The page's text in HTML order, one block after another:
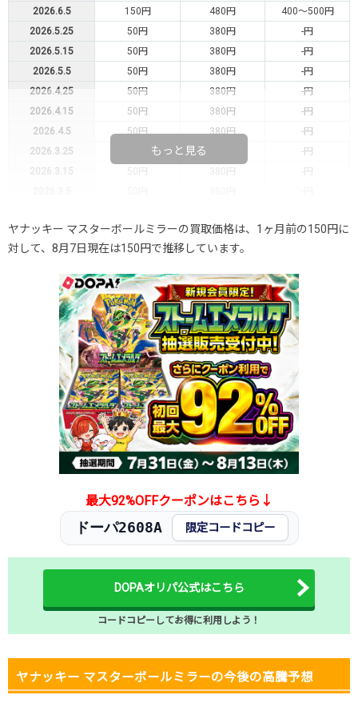
2026.6.5 150円 480円
400～500円
2026.5.25
50円 380円
-円
2026.5.15
50円 380円
-円
2026.5.5
50円 380円
-円
2026.4.25
50円 380円
-円
2026.4.15
50円 380円
-円
2026.4.5
50円 380円
-円
2026.3.25
-円
2026.3.15
50円 380円
-円
2026.2.15
50円 380円
-円
2026.2.5
50円 380円
2026.1.15
50円 380円
2026.1.5
50円 380円
2025.12.25
50円 380円
2025.12.15
50円 380円
2025.12.5
50円 380円
2025.11.25
50円 380円
2025.11.15
50円 380円
2025.11.5
50円 380円
2025.10.25
50円 380円
発売日初動
500円 2,480円 2,300～2,600円
もっと見る
ヤナッキー マスターボールミラーの買取価格は、1ヶ月前の150円に
対して、8月7日現在は150円で推移しています。
最大92%OFFクーポンはこちら↓
ドーパ2608A 限定コードコピー
DOPAオリパ公式はこちら
コードコピーしてお得に利用しよう！
ヤナッキー マスターボールミラーの今後の高騰予想